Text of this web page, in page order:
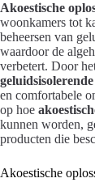
Akoestische
woonkamers tot
beheersen van
waardoor de
verbetert. Door
en comfortabele
op hoe
kunnen worden,
producten die
Akoestische